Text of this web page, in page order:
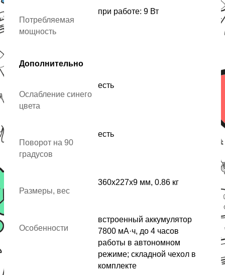
Потребляемая
мощность
при работе: 9 Вт
Дополнительно
Ослабление синего
цвета
есть
Поворот на 90
градусов
есть
Размеры, вес
360x227x9 мм, 0.86 кг
Особенности
встроенный аккумулятор
7800 мА·ч, до 4 часов
работы в автономном
режиме; складной чехол в
комплекте